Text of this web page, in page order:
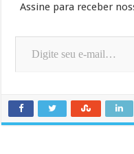
Assine para receber
Digite seu e-mail…